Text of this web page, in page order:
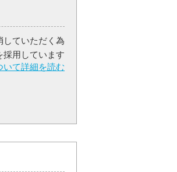
していただく為
採用しています
いて詳細を読む